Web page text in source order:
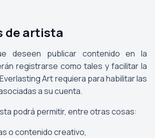
de artista
deseen publicar contenido en la
registrarse como tales y facilitar la
Art requiera para habilitar las
a su cuenta.
podrá permitir, entre otras cosas:
o contenido creativo,